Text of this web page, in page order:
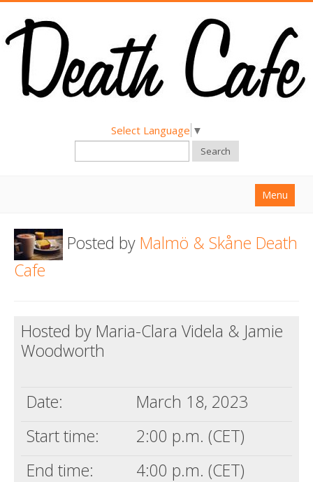
Select Language ▼
Search
Menu
About
Find a Death Cafe
Death conversation
Support us
Posted by Malmö & Skåne Death
Cafe
Hosted by Maria-Clara Videla & Jamie
Woodworth
Date:
March 18, 2023
Start time:
2:00 p.m. (CET)
End time:
4:00 p.m. (CET)